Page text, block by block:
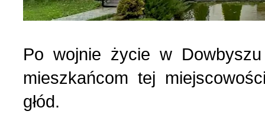
Po wojnie życie w
mieszkańcom tej
głód.